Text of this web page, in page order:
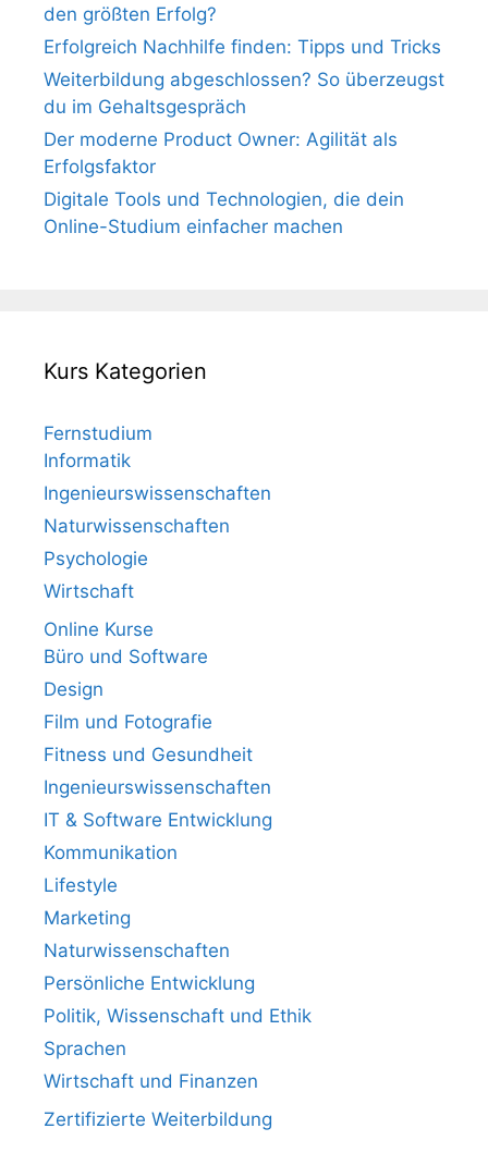
den größten Erfolg?
Erfolgreich Nachhilfe finden: Tipps und Tricks
Weiterbildung abgeschlossen? So überzeugst
du im Gehaltsgespräch
Der moderne Product Owner: Agilität als
Erfolgsfaktor
Digitale Tools und Technologien, die dein
Online-Studium einfacher machen
Kurs Kategorien
Fernstudium
Informatik
Ingenieurswissenschaften
Naturwissenschaften
Psychologie
Wirtschaft
Online Kurse
Büro und Software
Design
Film und Fotografie
Fitness und Gesundheit
Ingenieurswissenschaften
IT & Software Entwicklung
Kommunikation
Lifestyle
Marketing
Naturwissenschaften
Persönliche Entwicklung
Politik, Wissenschaft und Ethik
Sprachen
Wirtschaft und Finanzen
Zertifizierte Weiterbildung